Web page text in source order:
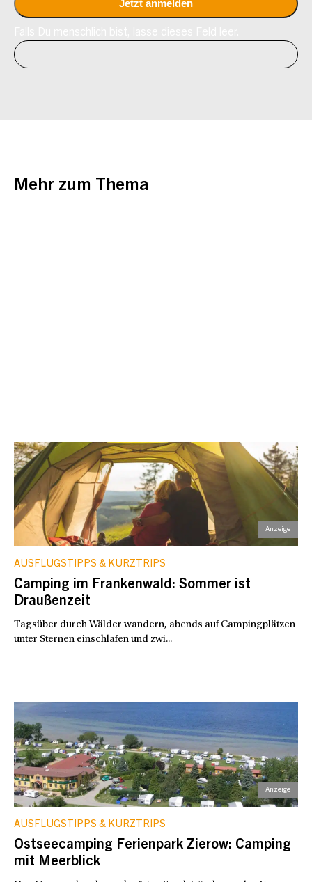
Mehr zum Thema
AUSFLUGSTIPPS & KURZTRIPS
Camping im Frankenwald: Sommer ist
Draußenzeit
Tagsüber durch Wälder wandern, abends auf Campingplätzen
unter Sternen einschlafen und zwi...
AUSFLUGSTIPPS & KURZTRIPS
Ostseecamping Ferienpark Zierow: Camping
mit Meerblick